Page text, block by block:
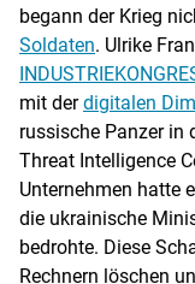
begann der Krieg
Soldaten. Ulrike
mit derdigitalen
russische Panzer in
Threat Intelligence
Unternehmen hatte
die ukrainische
bedrohte. Diese
Rechnern löschen